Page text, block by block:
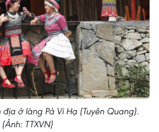
ở làng Pả Vi Hạ (Tuyên Quang).
(Ảnh: TTXVN)